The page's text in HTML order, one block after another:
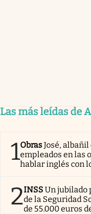
Las más leídas de
1ObrasJosé, albañil
empleados en las
hablar inglés con
2INSSUn jubilado
de la Seguridad
de 55.000 euros